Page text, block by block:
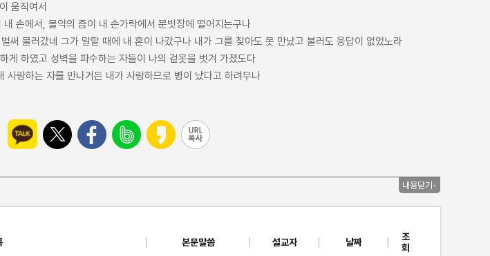
움직여서
손에서, 몰약의 즙이 내 손가락에서 문빗장에 떨어지는구나
써 물러갔네 그가 말할 때에 내 혼이 나갔구나 내가 그를 찾아도 못 만났고 불러도 응답이 없었노라
게 하였고 성벽을 파수하는 자들이 나의 겉옷을 벗겨 가졌도다
랑하는 자를 만나거든 내가 사랑하므로 병이 났다고 하려무나
내용닫기-
본문말씀 설교자 날짜
조
회